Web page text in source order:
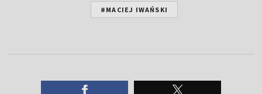
#MACIEJ IWAŃSKI